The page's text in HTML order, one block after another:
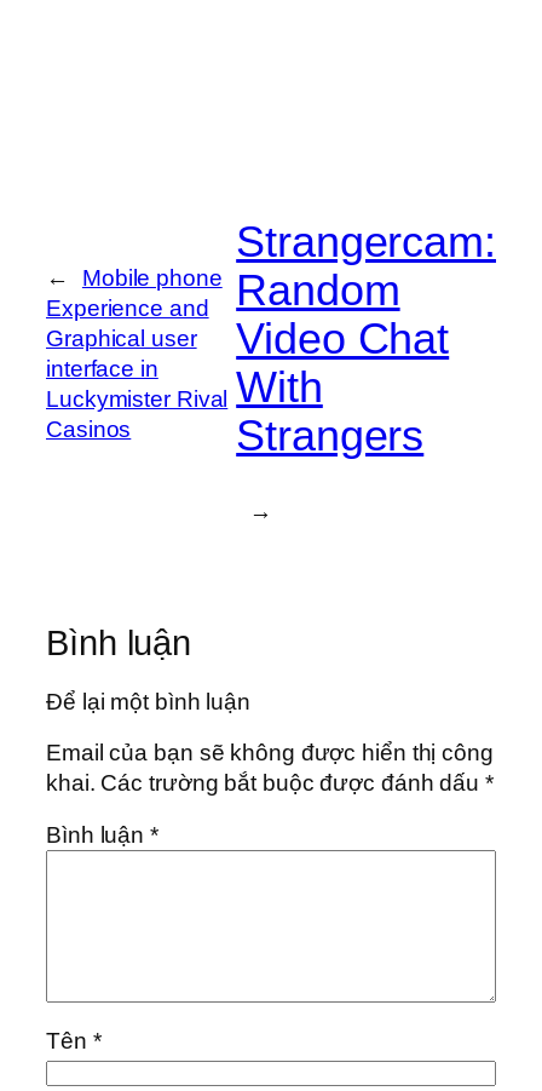
←
Mobile phone
Experience and
Graphical user
interface in
Luckymister Rival
Casinos
Strangercam:
Random
Video Chat
With
Strangers
→
Bình luận
Để lại một bình luận
Email của bạn sẽ không được hiển thị công
khai. Các trường bắt buộc được đánh dấu*
Bình luận*
Tên *